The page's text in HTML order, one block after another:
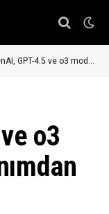
4.5 ve o3 modellerini kullanımdan kaldırıyor
o3